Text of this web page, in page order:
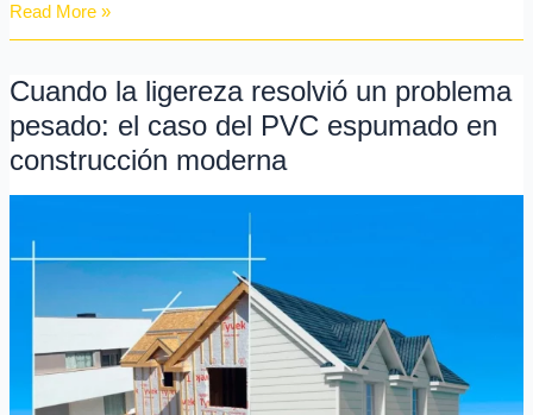
Read More »
Cuando la ligereza resolvió un problema
pesado: el caso del PVC espumado en
construcción moderna
Cuando
ligereza
resolvió
un
pesado:
espumado